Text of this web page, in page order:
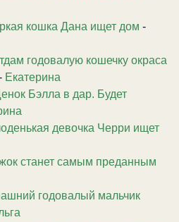
кошка Дана ищет дом -
годовалую кошечку окраса
Екатерина
Бэлла в дар. Будет
девочка Черри ищет
станет самым преданным
годовалый мальчик